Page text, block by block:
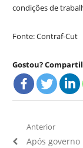
condições de
Fonte: Contraf-Cut
Gostou?
Navegação
Anterior
Artigo
Após